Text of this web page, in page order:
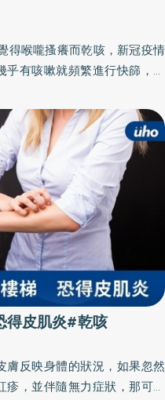
上腹部悶脹還有灼熱感，多
服用過強效制酸劑，症狀仍然
求幫助，接受24小時食道酸
逆流，但鑒於上腹部灼熱感
女士四天中酸逆流的時間只有
流百分之六，蕭醫師評估，詹
期依賴制酸劑控制胃酸，其
自律神經失調以及腸脹氣問
見疾病，胃食道逆流的盛行
在約三至四成的人口，激增的
張壓力有關，典型症狀有溢
打嗝、噁心、嘔吐、上腹部
些食道外症狀如；喉嚨痛、
等都可能與胃食道逆流有相
效率，更甚者造成失眠、生活
有輕生的念頭。蕭望德醫師
得喉嚨搔癢而乾咳，新冠疫情
有咳嗽就頻繁進行快篩，就
。
皮肌炎#乾咳
膚反映身體的狀況，如果忽然
，並伴隨無力症狀，那可就